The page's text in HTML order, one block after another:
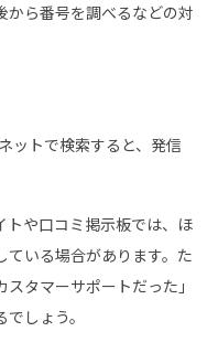
から番号を調べるなどの対
ットで検索すると、発信
トや口コミ掲示板では、ほ
いる場合があります。た
タマーサポートだった」
しょう。